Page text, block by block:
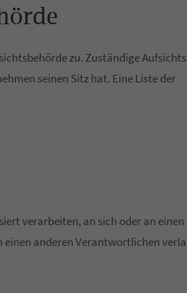
zu. Zuständige
seinen Sitz hat. Eine Liste der
verarbeiten, an sich oder an
anderen Verantwortlichen